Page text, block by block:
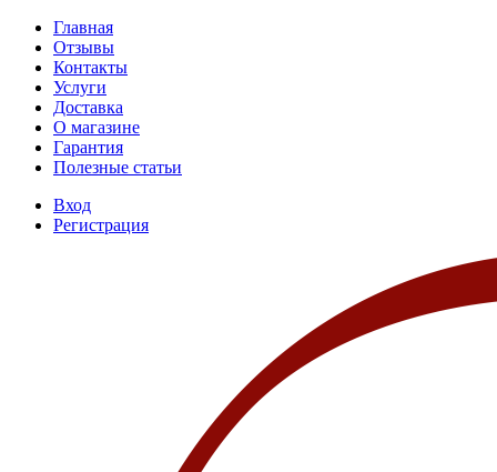
Главная
Отзывы
Контакты
Услуги
Доставка
О магазине
Гарантия
Полезные статьи
Вход
Регистрация